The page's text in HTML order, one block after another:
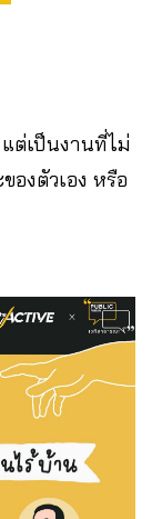
ต่เป็นงานที่ไม่
องตัวเอง หรือ